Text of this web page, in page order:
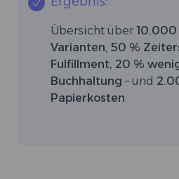
Übersicht über
Varianten, 50 %
Fulfillment, 20 %
Buchhaltung – und
Papierkosten.